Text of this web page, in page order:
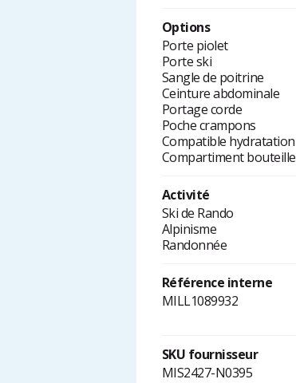
Options
Porte piolet
Porte ski
Sangle de poitrine
Ceinture abdominale
Portage corde
Poche crampons
Compatible hydratation
Compartiment bouteille
Activité
Ski de Rando
Alpinisme
Randonnée
Référence interne
MILL1089932
SKU fournisseur
MIS2427-N0395